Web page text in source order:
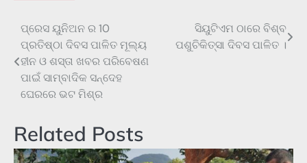
Post
navigation
ପ୍ରେସ ୟୁନିଅନ ର 10
ପ୍ରତିଷ୍ଠା ଦିବସ ପାଳିତ ମୂଲ୍ୟ
ହୀନ ଓ ଶସ୍ତା ଖବର ପରିବେଷଣ
ପାଇଁ ସାମ୍ବାଦିକ ସନ୍ଦେହ
ଘେରରେ ଭଟ ମିଶ୍ର
ସିୟୁଟିଏମ ଠାରେ ବିଶ୍ବ
ପଶୁଚିକିତ୍ସା ଦିବସ ପାଳିତ ।
Related Posts